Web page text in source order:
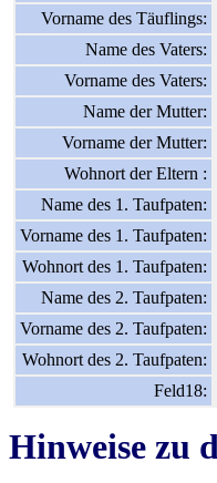
Vorname des Täuflings:
Name des Vaters:
Vorname des Vaters:
Name der Mutter:
Vorname der Mutter:
Wohnort der Eltern :
Name des 1. Taufpaten:
Vorname des 1. Taufpaten:
Wohnort des 1. Taufpaten:
Name des 2. Taufpaten:
Vorname des 2. Taufpaten:
Wohnort des 2. Taufpaten:
Feld18:
Hinweise zu